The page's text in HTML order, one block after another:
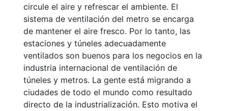
circule el aire y refrescar el ambiente. El
sistema de ventilación del metro se encarga
de mantener el aire fresco. Por lo tanto, las
estaciones y túneles adecuadamente
ventilados son buenos para los negocios en la
industria internacional de ventilación de
túneles y metros. La gente está migrando a
ciudades de todo el mundo como resultado
directo de la industrialización. Esto motiva el